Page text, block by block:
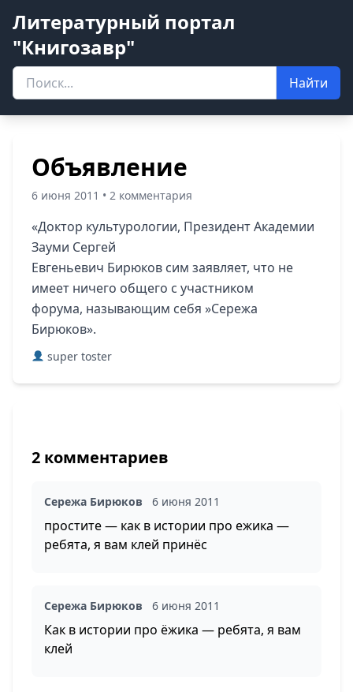
Литературный портал
"Книгозавр"
Найти
Объявление
6 июня 2011 • 2 комментария
«Доктор культурологии, Президент Академии
Зауми Сергей
Евгеньевич Бирюков сим заявляет, что не
имеет ничего общего с участником
форума, называющим себя »Сережа
Бирюков».
super toster
2 комментариев
Сережа Бирюков 6 июня 2011
простите — как в истории про ежика —
ребята, я вам клей принёс
Сережа Бирюков 6 июня 2011
Как в истории про ёжика — ребята, я вам
клей